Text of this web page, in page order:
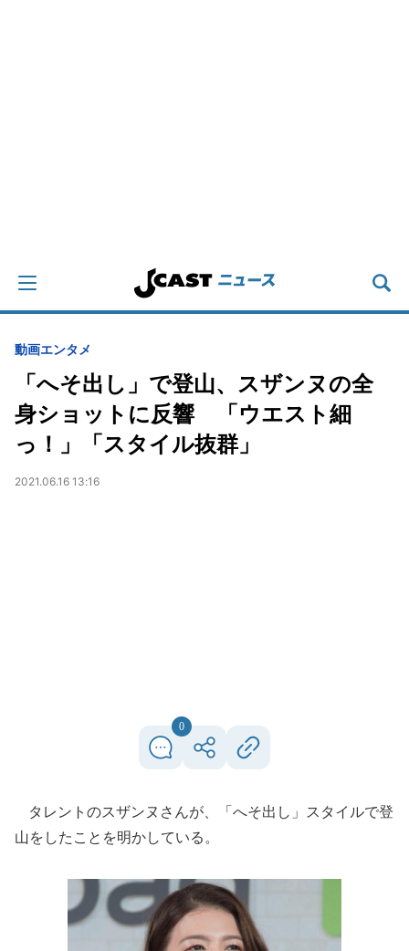
動画エンタメ
「へそ出し」で登山、スザンヌの全
身ショットに反響 「ウエスト細
っ！」「スタイル抜群」
2021.06.16 13:16
0
タレントのスザンヌさんが、「へそ出し」スタイルで登
山をしたことを明かしている。